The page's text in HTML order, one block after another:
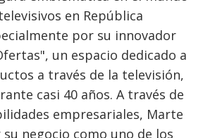
en República
por su innovador
un espacio dedicado a
a través de la televisión,
casi 40 años. A través de
empresariales, Marte
negocio como uno de los